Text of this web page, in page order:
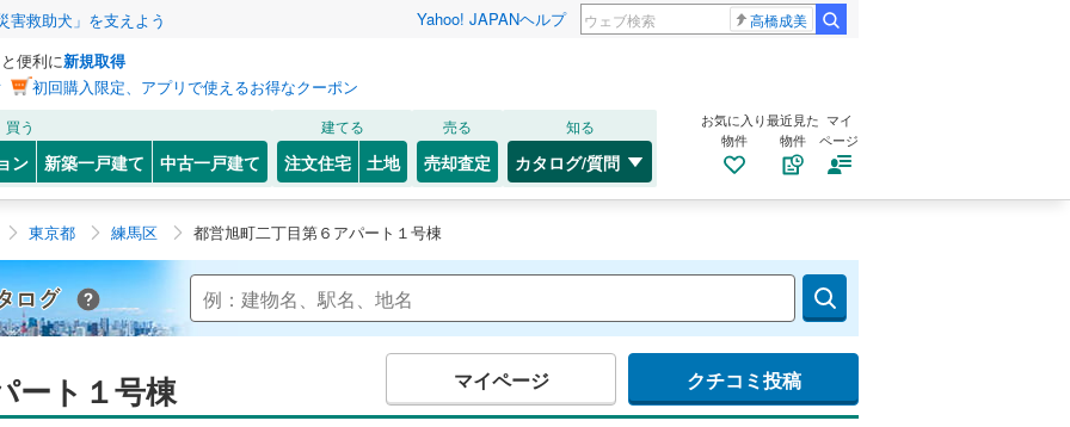
害救助犬」を支えよう Yahoo! JAPANヘルプ 高橋成美
便利に新規取得
初回購入限定、アプリで使えるお得なクーポン
買う
ン 新築一戸建て 中古一戸建て
建てる
注文住宅 土地
売る
売却査定
知る
カタログ/質問
お気に入り
物件
最近見た
物件
マイ
ページ
東京都 練馬区 都営旭町二丁目第６アパート１号棟
Yahoo!不動産 マンションカタログ
ート１号棟 マイページ クチコミ投稿